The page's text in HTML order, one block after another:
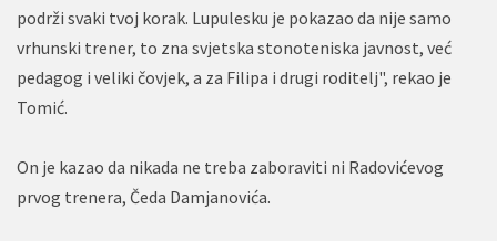
podrži svaki tvoj korak. Lupulesku je pokazao da nije samo
vrhunski trener, to zna svjetska stonoteniska javnost, već
pedagog i veliki čovjek, a za Filipa i drugi roditelj", rekao je
Tomić.
On je kazao da nikada ne treba zaboraviti ni Radovićevog
prvog trenera, Čeda Damjanovića.